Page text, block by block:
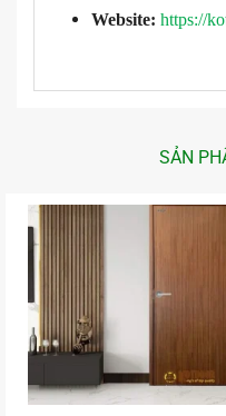
Website: https://
SẢN